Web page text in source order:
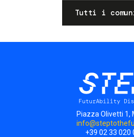
Tutti i
Piazza Olivetti 1,
+39 02 33 020